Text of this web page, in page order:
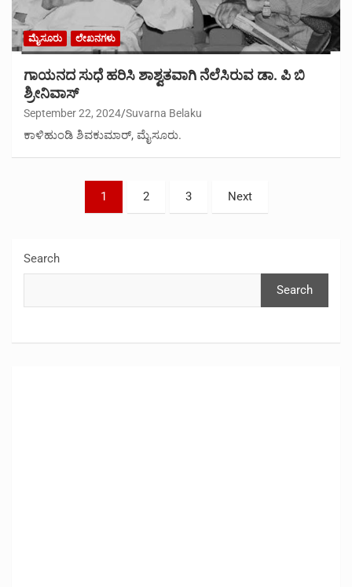
ಮೈಸೂರು ಲೇಖನಗಳು
ಗಾಯನದ ಸುಧೆ ಹರಿಸಿ ಶಾಶ್ವತವಾಗಿ ನೆಲೆಸಿರುವ ಡಾ. ಪಿ ಬಿ
ಶ್ರೀನಿವಾಸ್
September 22, 2024 Suvarna Belaku
ಕಾಳಿಹುಂಡಿ ಶಿವಕುಮಾರ್, ಮೈಸೂರು.
pagination
1 2 3 Next
Search
Search